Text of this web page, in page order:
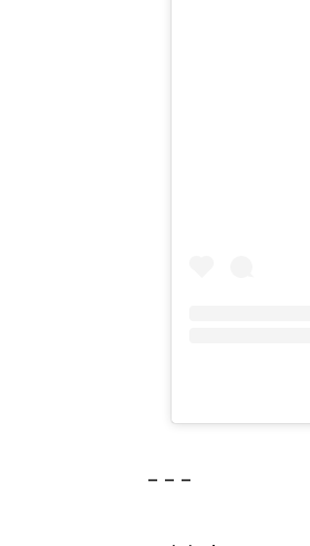
– – –